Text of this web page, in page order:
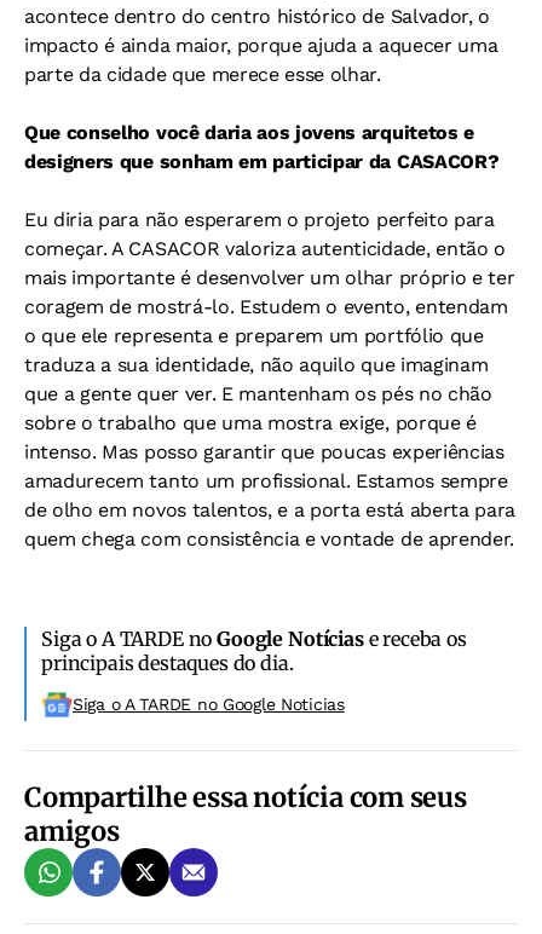
acontece dentro do centro histórico de Salvador, o
impacto é ainda maior, porque ajuda a aquecer uma
parte da cidade que merece esse olhar.
Que conselho você daria aos jovens arquitetos e
designers que sonham em participar da CASACOR?
Eu diria para não esperarem o projeto perfeito para
começar. A CASACOR valoriza autenticidade, então o
mais importante é desenvolver um olhar próprio e ter
coragem de mostrá-lo. Estudem o evento, entendam
o que ele representa e preparem um portfólio que
traduza a sua identidade, não aquilo que imaginam
que a gente quer ver. E mantenham os pés no chão
sobre o trabalho que uma mostra exige, porque é
intenso. Mas posso garantir que poucas experiências
amadurecem tanto um profissional. Estamos sempre
de olho em novos talentos, e a porta está aberta para
quem chega com consistência e vontade de aprender.
Siga o A TARDE noGoogle Notíciase receba os
principais destaques do dia.
Siga o A TARDE no Google Noticias
Compartilhe essa notícia com seus
amigos